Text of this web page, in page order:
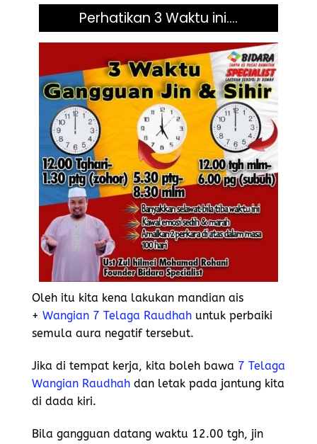
Perhatikan 3 Waktu ini....
Oleh itu kita kena lakukan mandian ais
+ Wangian 7 Telaga Raudhah untuk perbaiki
semula aura negatif tersebut.
Jika di tempat kerja, kita boleh bawa 7 Telaga
Wangian Raudhah dan letak pada jantung kita
di dada kiri.
Bila gangguan datang waktu 12.00 tgh, jin